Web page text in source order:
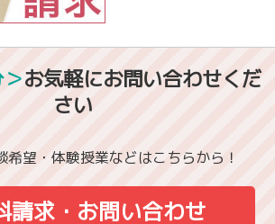
お気軽にお問い合わせくだ
さい
希望・体験授業などはこちらから！
求・お問い合わせ